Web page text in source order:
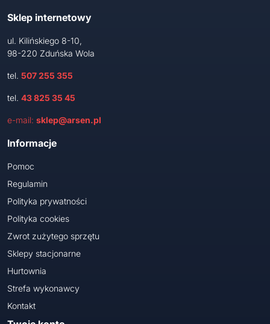
Sklep internetowy
ul. Kilińskiego 8-10,
98-220 Zduńska Wola
tel. 507 255 355
tel. 43 825 35 45
e-mail: sklep@arsen.pl
Informacje
Pomoc
Regulamin
Polityka prywatności
Polityka cookies
Zwrot zużytego sprzętu
Sklepy stacjonarne
Hurtownia
Strefa wykonawcy
Kontakt